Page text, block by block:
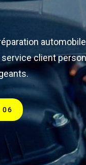
service client
06